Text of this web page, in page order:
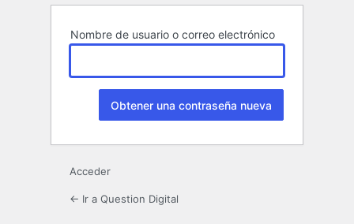
Nombre de usuario o correo electrónico
Acceder
← Ir a Question Digital